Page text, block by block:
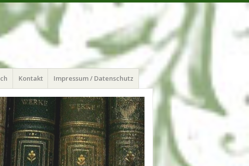
Kontakt Impressum / Datenschutz